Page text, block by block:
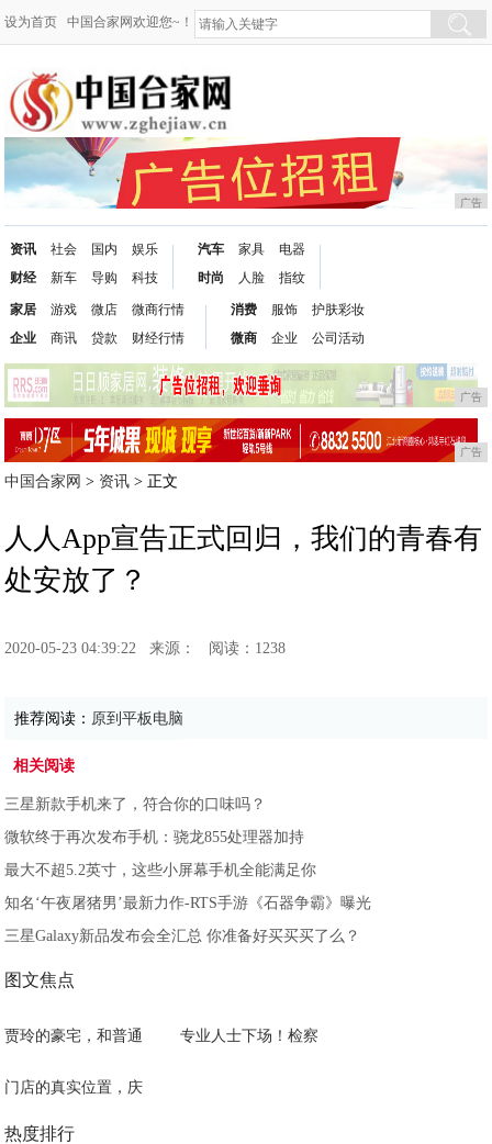
设为首页 中国合家网欢迎您~！
广告
资讯
财经
社会
新车
国内
导购
娱乐
科技
汽车
时尚
家具
人脸
电器
指纹
家居
企业
游戏
商讯
微店
贷款
微商行情
财经行情
消费
微商
服饰
企业
护肤彩妆
公司活动
广告
广告
中国合家网 > 资讯 > 正文
人人App宣告正式回归，我们的青春有
处安放了？
2020-05-23 04:39:22 来源： 阅读：1238
推荐阅读： 原到平板电脑
相关阅读
三星新款手机来了，符合你的口味吗？
微软终于再次发布手机：骁龙855处理器加持
最大不超5.2英寸，这些小屏幕手机全能满足你
知名‘午夜屠猪男’最新力作-RTS手游《石器争霸》曝光
三星Galaxy新品发布会全汇总 你准备好买买买了么？
图文焦点
贾玲的豪宅，和普通 专业人士下场！检察
门店的真实位置，庆
热度排行